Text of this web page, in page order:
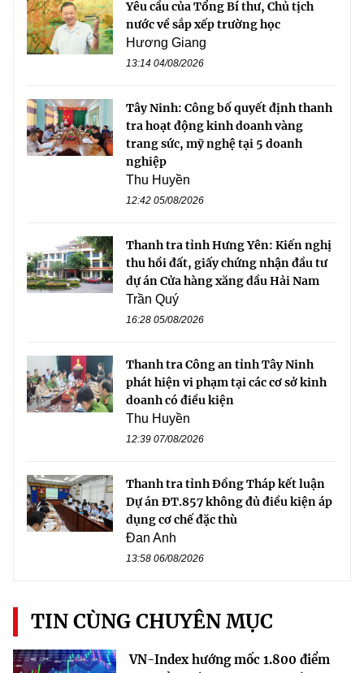
Yêu cầu của Tổng Bí thư, Chủ tịch
nước về sắp xếp trường học
Hương Giang
13:14 04/08/2026
Tây Ninh: Công bố quyết định thanh
tra hoạt động kinh doanh vàng
trang sức, mỹ nghệ tại 5 doanh
nghiệp
Thu Huyền
12:42 05/08/2026
Thanh tra tỉnh Hưng Yên: Kiến nghị
thu hồi đất, giấy chứng nhận đầu tư
dự án Cửa hàng xăng dầu Hải Nam
Trần Quý
16:28 05/08/2026
Thanh tra Công an tỉnh Tây Ninh
phát hiện vi phạm tại các cơ sở kinh
doanh có điều kiện
Thu Huyền
12:39 07/08/2026
Thanh tra tỉnh Đồng Tháp kết luận
Dự án ĐT.857 không đủ điều kiện áp
dụng cơ chế đặc thù
Đan Anh
13:58 06/08/2026
TIN CÙNG CHUYÊN MỤC
VN-Index hướng mốc 1.800 điểm